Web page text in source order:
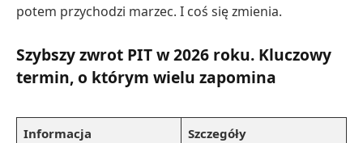
potem przychodzi marzec. I coś się zmienia.
Szybszy zwrot PIT w 2026 roku. Kluczowy
termin, o którym wielu zapomina
Informacja Szczegóły